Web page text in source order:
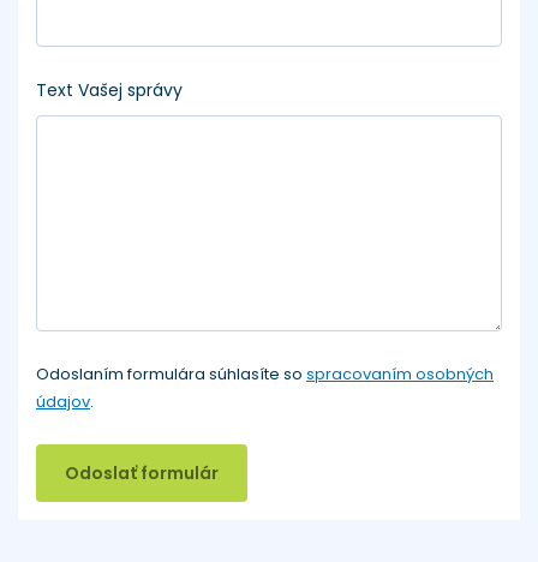
Text Vašej správy
Odoslaním formulára súhlasíte so spracovaním osobných
údajov.
Odoslať formulár